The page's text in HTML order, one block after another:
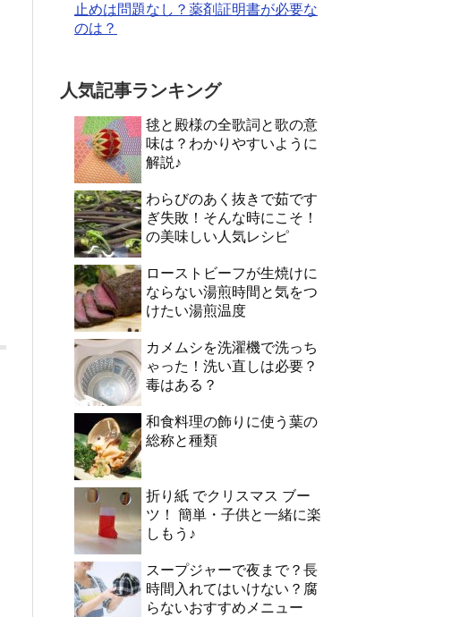
止めは問題なし？薬剤証明書が必要な
のは？
人気記事ランキング
毬と殿様の全歌詞と歌の意
味は？わかりやすいように
解説♪
わらびのあく抜きで茹です
ぎ失敗！そんな時にこそ！
の美味しい人気レシピ
ローストビーフが生焼けに
ならない湯煎時間と気をつ
けたい湯煎温度
カメムシを洗濯機で洗っち
ゃった！洗い直しは必要？
毒はある？
和食料理の飾りに使う葉の
総称と種類
折り紙 でクリスマス ブー
ツ！ 簡単・子供と一緒に楽
しもう♪
スープジャーで夜まで？長
時間入れてはいけない？腐
らないおすすめメニュー